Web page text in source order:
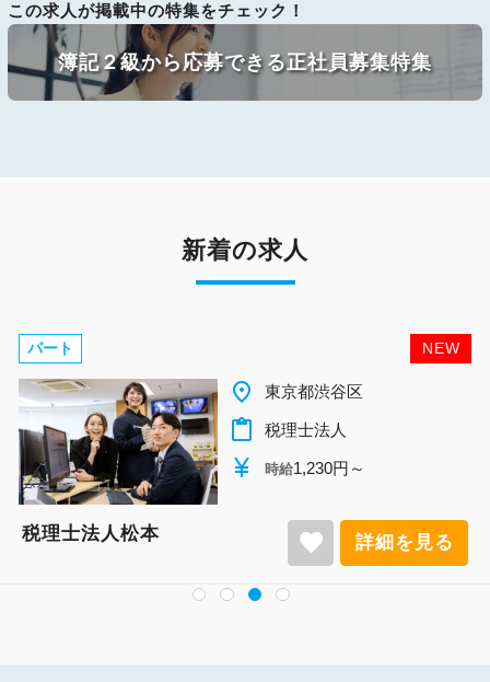
この求人が掲載中の特集をチェック！
簿記２級から応募できる正社員募集特集
新着の求人
NEW
パート
place 千葉県柏市
content_paste 税理士法人
currency_yen 時給1,140円～
税理士法人松本 favorite 詳細を見る